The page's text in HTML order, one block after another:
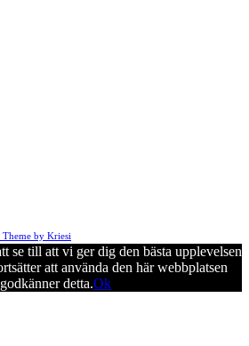
by Kriesi
se till att vi ger dig den bästa upplevelsen
att använda den här webbplatsen
detta.Ok